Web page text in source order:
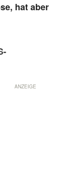
hat aber
ANZEIGE